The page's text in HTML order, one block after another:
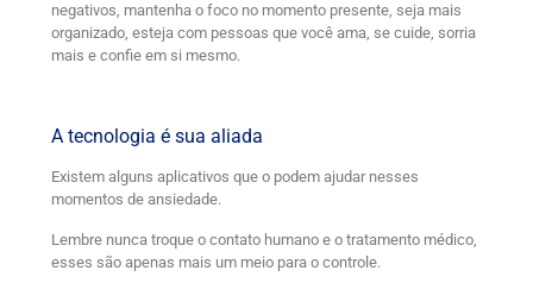
negativos, mantenha o foco no momento presente, seja mais
organizado, esteja com pessoas que você ama, se cuide, sorria
mais e confie em si mesmo.
A tecnologia é sua aliada
Existem alguns aplicativos que o podem ajudar nesses
momentos de ansiedade.
Lembre nunca troque o contato humano e o tratamento médico,
esses são apenas mais um meio para o controle.